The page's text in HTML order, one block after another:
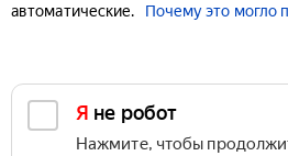
автоматические.
Почему это могло
Я не робот
Нажмите, чтобы